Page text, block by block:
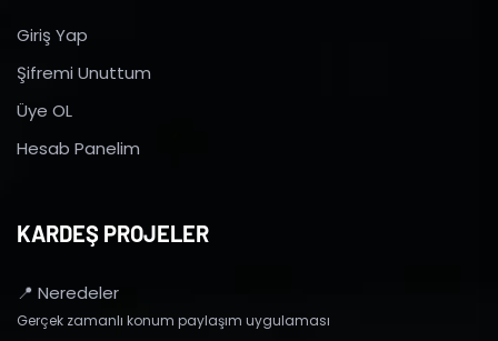
Giriş Yap
Şifremi Unuttum
Üye OL
Hesab Panelim
KARDEŞ PROJELER
📍 Neredeler
Gerçek zamanlı konum paylaşım uygulaması